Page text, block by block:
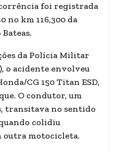
foi registrada
no km 116,300 da
da Polícia Militar
o acidente envolveu
CG 150 Titan ESD,
O condutor, um
transitava no sentido
colidiu
motocicleta.